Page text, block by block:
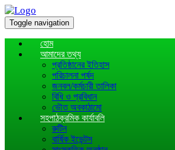
Toggle navigation
হোম
আমাদের তথ্য
প্রতিষ্ঠানের ইতিহাস
পরিচালনা পর্ষদ
জনবল/কর্মচারী তালিকা
বিধি ও প্রবিধান
ভৌত অবকাঠামো
সহপাঠক্রমিক কার্যাবলি
রুটিন
বার্ষিক ইভেন্টস